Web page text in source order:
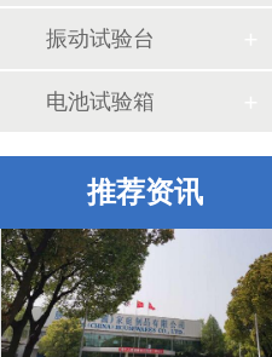
振动试验台
电池试验箱
推荐资讯